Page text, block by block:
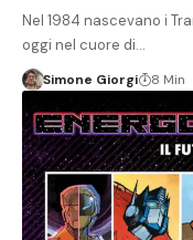
Nel 1984 nascevano i
oggi nel cuore di…
Simone Giorgi 8 Min